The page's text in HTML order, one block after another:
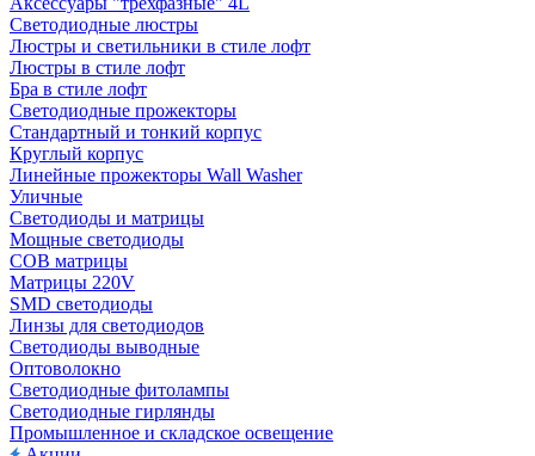
Светодиодные люстры
Люстры и светильники в стиле лофт
Люстры в стиле лофт
Бра в стиле лофт
Светодиодные прожекторы
Стандартный и тонкий корпус
Круглый корпус
Линейные прожекторы Wall Washer
Уличные
Светодиоды и матрицы
Мощные светодиоды
COB матрицы
Матрицы 220V
SMD светодиоды
Линзы для светодиодов
Светодиоды выводные
Оптоволокно
Светодиодные фитолампы
Светодиодные гирлянды
Промышленное и складское освещение